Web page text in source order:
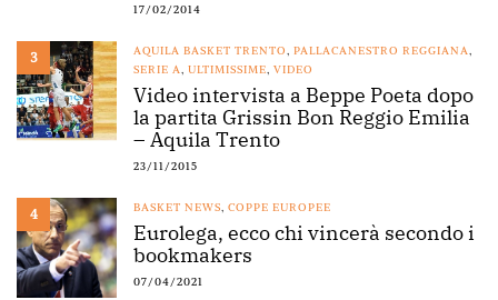
17/02/2014
3 AQUILA BASKET TRENTO PALLACANESTRO REGGIANA
SERIE A
ULTIMISSIME VIDEO
Video intervista a Beppe Poeta dopo
la partita Grissin Bon Reggio Emilia
– Aquila Trento
23/11/2015
4 BASKET NEWS COPPE EUROPEE
Eurolega, ecco chi vincerà secondo i
bookmakers
07/04/2021